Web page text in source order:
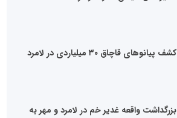
کشف پیانوهای قاچاق ۳۰ میلیاردی در لامرد
بزرگداشت واقعه غدیر خم در لامرد و مهر به